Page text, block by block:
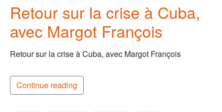
Retour sur la crise à Cuba,
avec Margot François
Retour sur la crise à Cuba, avec Margot François
Continue reading